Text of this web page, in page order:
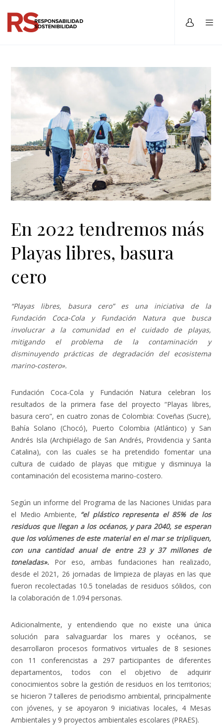
En 2022 tendremos más
Playas libres, basura
cero
“Playas libres, basura cero” es una iniciativa de la
Fundación Coca-Cola y Fundación Natura que busca
involucrar a la comunidad en el cuidado de playas,
mitigando el problema de la contaminación y
disminuyendo prácticas de degradación del ecosistema
marino-costero».
Fundación Coca-Cola y Fundación Natura celebran los
resultados de la primera fase del proyecto “Playas libres,
basura cero”, en cuatro zonas de Colombia: Coveñas (Sucre),
Bahía Solano (Chocó), Puerto Colombia (Atlántico) y San
Andrés Isla (Archipiélago de San Andrés, Providencia y Santa
Catalina), con las cuales se ha pretendido fomentar una
cultura de cuidado de playas que mitigue y disminuya la
contaminación del ecosistema marino-costero.
Según un informe del Programa de las Naciones Unidas para
el Medio Ambiente, “el plástico representa el 85% de los
residuos que llegan a los océanos, y para 2040, se esperan
que los volúmenes de este material en el mar se tripliquen,
con una cantidad anual de entre 23 y 37 millones de
toneladas». Por eso, ambas fundaciones han realizado,
desde el 2021, 26 jornadas de limpieza de playas en las que
fueron recolectadas 10.5 toneladas de residuos sólidos, con
la colaboración de 1.094 personas.
Adicionalmente, y entendiendo que no existe una única
solución para salvaguardar los mares y océanos, se
desarrollaron procesos formativos virtuales de 8 sesiones
con 11 conferencistas a 297 participantes de diferentes
departamentos, todos con el objetivo de adquirir
conocimientos sobre la gestión de residuos en los territorios;
se hicieron 7 talleres de periodismo ambiental, principalmente
con jóvenes, y se apoyaron 9 iniciativas locales, 4 Mesas
Ambientales y 9 proyectos ambientales escolares (PRAES).